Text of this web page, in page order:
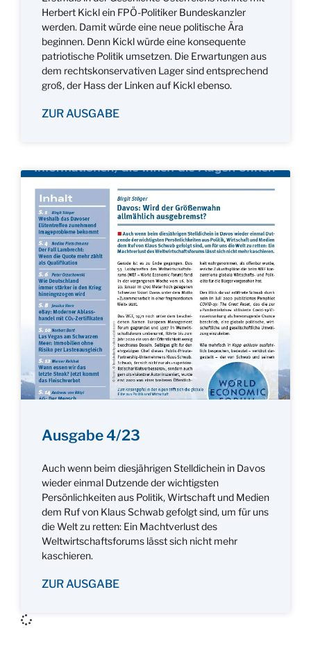
Herbert Kickl ein FPÖ-Politiker Bundeskanzler
werden. Damit würde eine neue politische Ära
beginnen. Denn Kickl würde eine konsequente
patriotische Politik umsetzen. Die Erwartungen aus
dem rechtskonservativen Lager sind entsprechend
groß, der Hass der Linken auf Kickl ebenso.
ZUR AUSGABE
Ausgabe 4/23
Auch wenn beim diesjährigen Stelldichein in Davos
wieder einmal Dutzende der wichtigsten
Persönlichkeiten aus Politik, Wirtschaft und Medien
dem Ruf von Klaus Schwab gefolgt sind, um für uns
die Welt zu retten: Ein Machtverlust des
Weltwirtschaftsforums lässt sich nicht mehr
kaschieren.
ZUR AUSGABE